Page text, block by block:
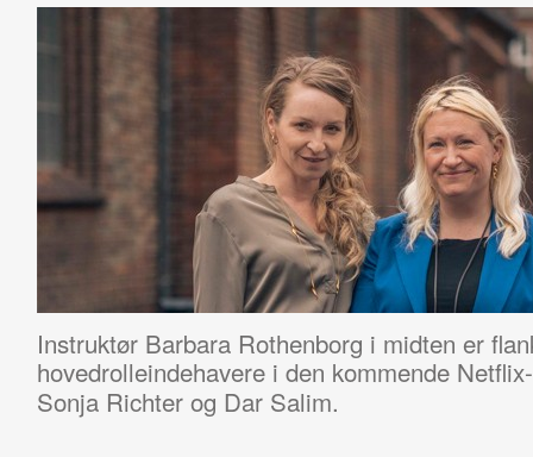
Instruktør Barbara Rothenborg i midten er
hovedrolleindehavere i den kommende
Sonja Richter og Dar Salim.